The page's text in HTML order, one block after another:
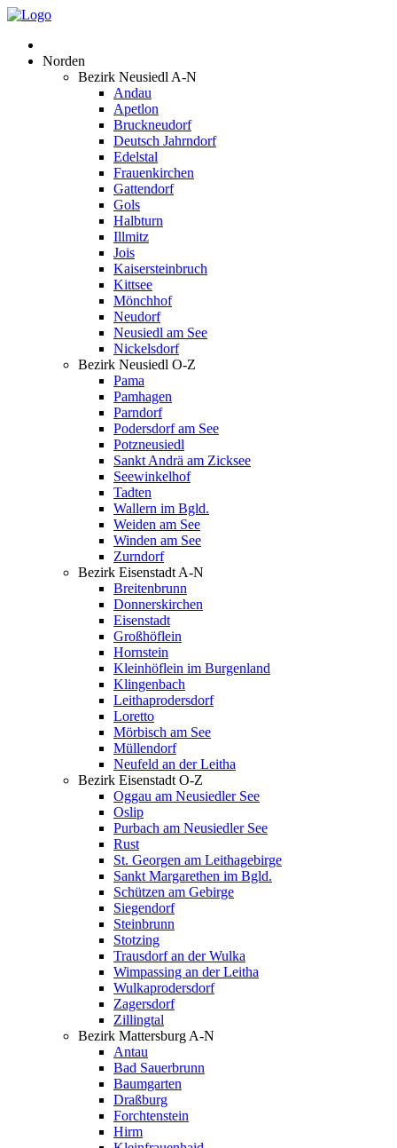
Norden
Bezirk Neusiedl A-N
Andau
Apetlon
Bruckneudorf
Deutsch Jahrndorf
Edelstal
Frauenkirchen
Gattendorf
Gols
Halbturn
Illmitz
Jois
Kaisersteinbruch
Kittsee
Mönchhof
Neudorf
Neusiedl am See
Nickelsdorf
Bezirk Neusiedl O-Z
Pama
Pamhagen
Parndorf
Podersdorf am See
Potzneusiedl
Sankt Andrä am Zicksee
Seewinkelhof
Tadten
Wallern im Bgld.
Weiden am See
Winden am See
Zurndorf
Bezirk Eisenstadt A-N
Breitenbrunn
Donnerskirchen
Eisenstadt
Großhöflein
Hornstein
Kleinhöflein im Burgenland
Klingenbach
Leithaprodersdorf
Loretto
Mörbisch am See
Müllendorf
Neufeld an der Leitha
Bezirk Eisenstadt O-Z
Oggau am Neusiedler See
Oslip
Purbach am Neusiedler See
Rust
St. Georgen am Leithagebirge
Sankt Margarethen im Bgld.
Schützen am Gebirge
Siegendorf
Steinbrunn
Stotzing
Trausdorf an der Wulka
Wimpassing an der Leitha
Wulkaprodersdorf
Zagersdorf
Zillingtal
Bezirk Mattersburg A-N
Antau
Bad Sauerbrunn
Baumgarten
Draßburg
Forchtenstein
Hirm